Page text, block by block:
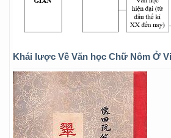
Khái lược Về Văn học Chữ Nôm Ở